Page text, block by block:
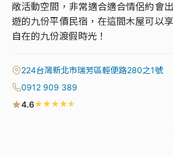
敞活動空間，非常適合適合情侶約會
遊的九份平價民宿，在這間木屋可以
自在的九份渡假時光！
224台灣新北市瑞芳區輕便路280之1號
0912 909 389
4.6★★★★★